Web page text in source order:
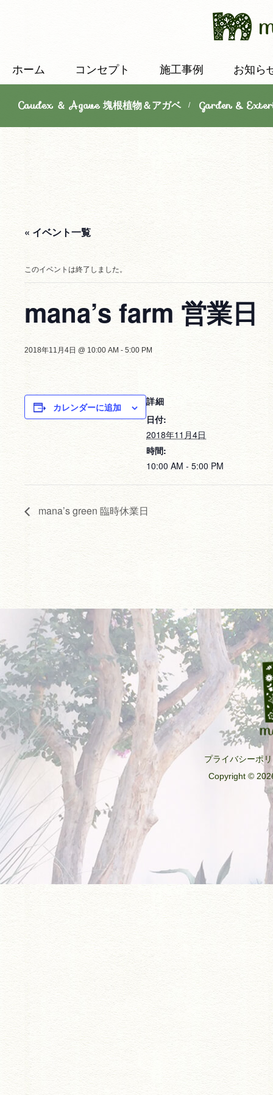
ホーム コンセプト 施工事例 お知ら
Caudex ＆ Agave 塊根植物＆アガベ/Garden &
« イベント一覧
このイベントは終了しました。
mana’s farm 営業日
2018年11月4日 @ 10:00 AM - 5:00 PM
カレンダーに追加
詳細
日付:
2018年11月4日
時間:
10:00 AM - 5:00 PM
mana’s green 臨時休業日
プライバシーポ
Copyright ©